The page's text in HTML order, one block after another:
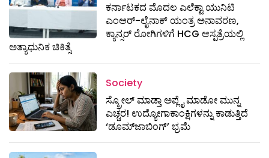
ಕರ್ನಾಟಕದ ಮೊದಲ ಎಲೆಕ್ಟಾ ಯುನಿಟಿ
ಎಂಆರ್-ಲೈನಾಕ್ ಯಂತ್ರ ಅನಾವರಣ,
ಕ್ಯಾನ್ಸರ್ ರೋಗಿಗಳಿಗೆ HCG ಆಸ್ಪತ್ರೆಯಲ್ಲಿ
ಅತ್ಯಾಧುನಿಕ ಚಿಕಿತ್ಸೆ
Society
ಸ್ಕ್ರೋಲ್ ಮಾಡ್ತಾ ಅಪ್ಲೈ ಮಾಡೋ ಮುನ್ನ
ಎಚ್ಚರ! ಉದ್ಯೋಗಾಕಾಂಕ್ಷಿಗಳನ್ನು ಕಾಡುತ್ತಿದೆ
‘ಡೂಮ್‌ಜಾಬಿಂಗ್’ ಭ್ರಮೆ